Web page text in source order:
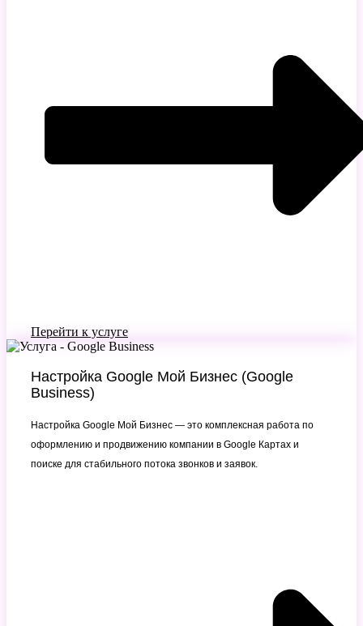
Перейти к услуге
Настройка Google Мой Бизнес (Google
Business)
Настройка Google Мой Бизнес — это комплексная работа по
оформлению и продвижению компании в Google Картах и
поиске для стабильного потока звонков и заявок.